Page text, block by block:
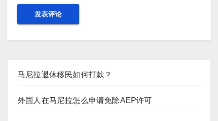
马尼拉退休移民如何打款？
外国人在马尼拉怎么申请免除AEP许可